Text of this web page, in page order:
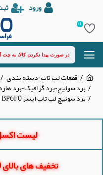
ورود
0
قطعات لپ تاپ-دسته بندی
برد سوئیچ-برد گرافیک-برد
برد سوئیچ لپ تاپ ایسر Aspire 5920_DA0ZD1BP6F0
لیست
تخفیف های بالای 50 درصد قطعات تبلت